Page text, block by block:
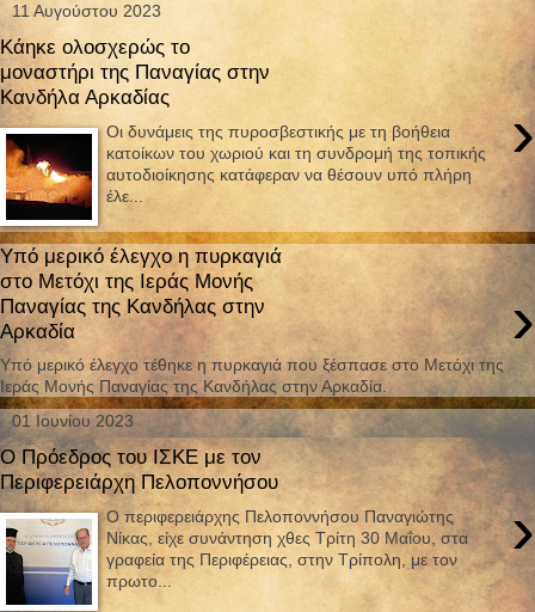
11 Αυγούστου 2023
Κάηκε ολοσχερώς το
μοναστήρι της Παναγίας στην
Κανδήλα Αρκαδίας
›
Οι δυνάμεις της πυροσβεστικής με τη βοήθεια
κατοίκων του χωριού και τη συνδρομή της τοπικής
αυτοδιοίκησης κατάφεραν να θέσουν υπό πλήρη
έλε...
Υπό μερικό έλεγχο η πυρκαγιά
στο Μετόχι της Ιεράς Μονής
Παναγίας της Κανδήλας στην
Αρκαδία
›
Υπό μερικό έλεγχο τέθηκε η πυρκαγιά που ξέσπασε στο Μετόχι της
Ιεράς Μονής Παναγίας της Κανδήλας στην Αρκαδία.
01 Ιουνίου 2023
O Πρόεδρος του ΙΣΚΕ με τον
Περιφερειάρχη Πελοποννήσου
›
Ο περιφερειάρχης Πελοποννήσου Παναγιώτης
Νίκας, είχε συνάντηση χθες Τρίτη 30 Μαΐου, στα
γραφεία της Περιφέρειας, στην Τρίπολη, με τον
πρωτο...